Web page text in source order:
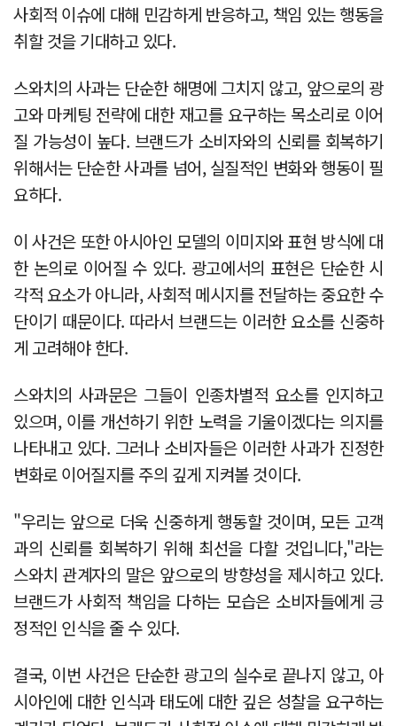
사회적 이슈에 대해 민감하게 반응하고, 책임 있는 행동을
취할 것을 기대하고 있다.
스와치의 사과는 단순한 해명에 그치지 않고, 앞으로의 광
고와 마케팅 전략에 대한 재고를 요구하는 목소리로 이어
질 가능성이 높다. 브랜드가 소비자와의 신뢰를 회복하기
위해서는 단순한 사과를 넘어, 실질적인 변화와 행동이 필
요하다.
이 사건은 또한 아시아인 모델의 이미지와 표현 방식에 대
한 논의로 이어질 수 있다. 광고에서의 표현은 단순한 시
각적 요소가 아니라, 사회적 메시지를 전달하는 중요한 수
단이기 때문이다. 따라서 브랜드는 이러한 요소를 신중하
게 고려해야 한다.
스와치의 사과문은 그들이 인종차별적 요소를 인지하고
있으며, 이를 개선하기 위한 노력을 기울이겠다는 의지를
나타내고 있다. 그러나 소비자들은 이러한 사과가 진정한
변화로 이어질지를 주의 깊게 지켜볼 것이다.
"우리는 앞으로 더욱 신중하게 행동할 것이며, 모든 고객
과의 신뢰를 회복하기 위해 최선을 다할 것입니다,"라는
스와치 관계자의 말은 앞으로의 방향성을 제시하고 있다.
브랜드가 사회적 책임을 다하는 모습은 소비자들에게 긍
정적인 인식을 줄 수 있다.
결국, 이번 사건은 단순한 광고의 실수로 끝나지 않고, 아
시아인에 대한 인식과 태도에 대한 깊은 성찰을 요구하는